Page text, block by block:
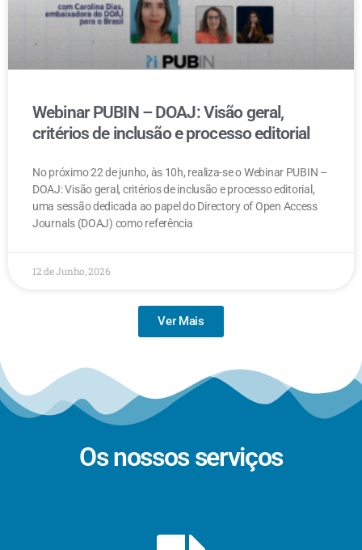
Webinar PUBIN – DOAJ: Visão geral,
critérios de inclusão e processo editorial
No próximo 22 de junho, às 10h, realiza-se o Webinar PUBIN –
DOAJ: Visão geral, critérios de inclusão e processo editorial,
uma sessão dedicada ao papel do Directory of Open Access
Journals (DOAJ) como referência
12 de Junho, 2026
Ver Mais
Os nossos serviços